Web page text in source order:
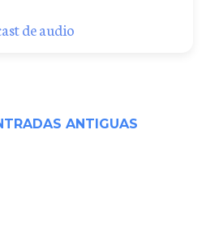
de audio
ANTIGUAS